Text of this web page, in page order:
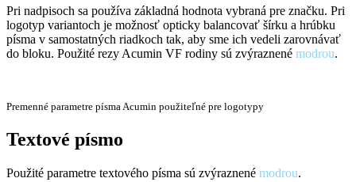
Pri nadpisoch sa používa základná hodnota vybraná pre značku. Pri
logotyp variantoch je možnosť opticky balancovať šírku a hrúbku
písma v samostatných riadkoch tak, aby sme ich vedeli zarovnávať
do bloku. Použité rezy Acumin VF rodiny sú zvýraznené modrou.
Premenné parametre písma Acumin použiteľné pre logotypy
Textové písmo
Použité parametre textového písma sú zvýraznené modrou.